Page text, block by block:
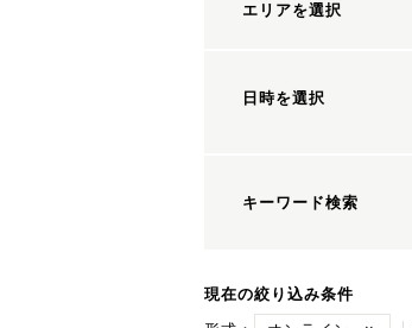
エリアを選択
日時を選択
キーワード検索
現在の絞り込み条件